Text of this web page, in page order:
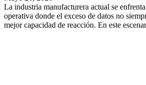
La industria manufacturera actual se
operativa donde el exceso de datos no
mejor capacidad de reacción. En este